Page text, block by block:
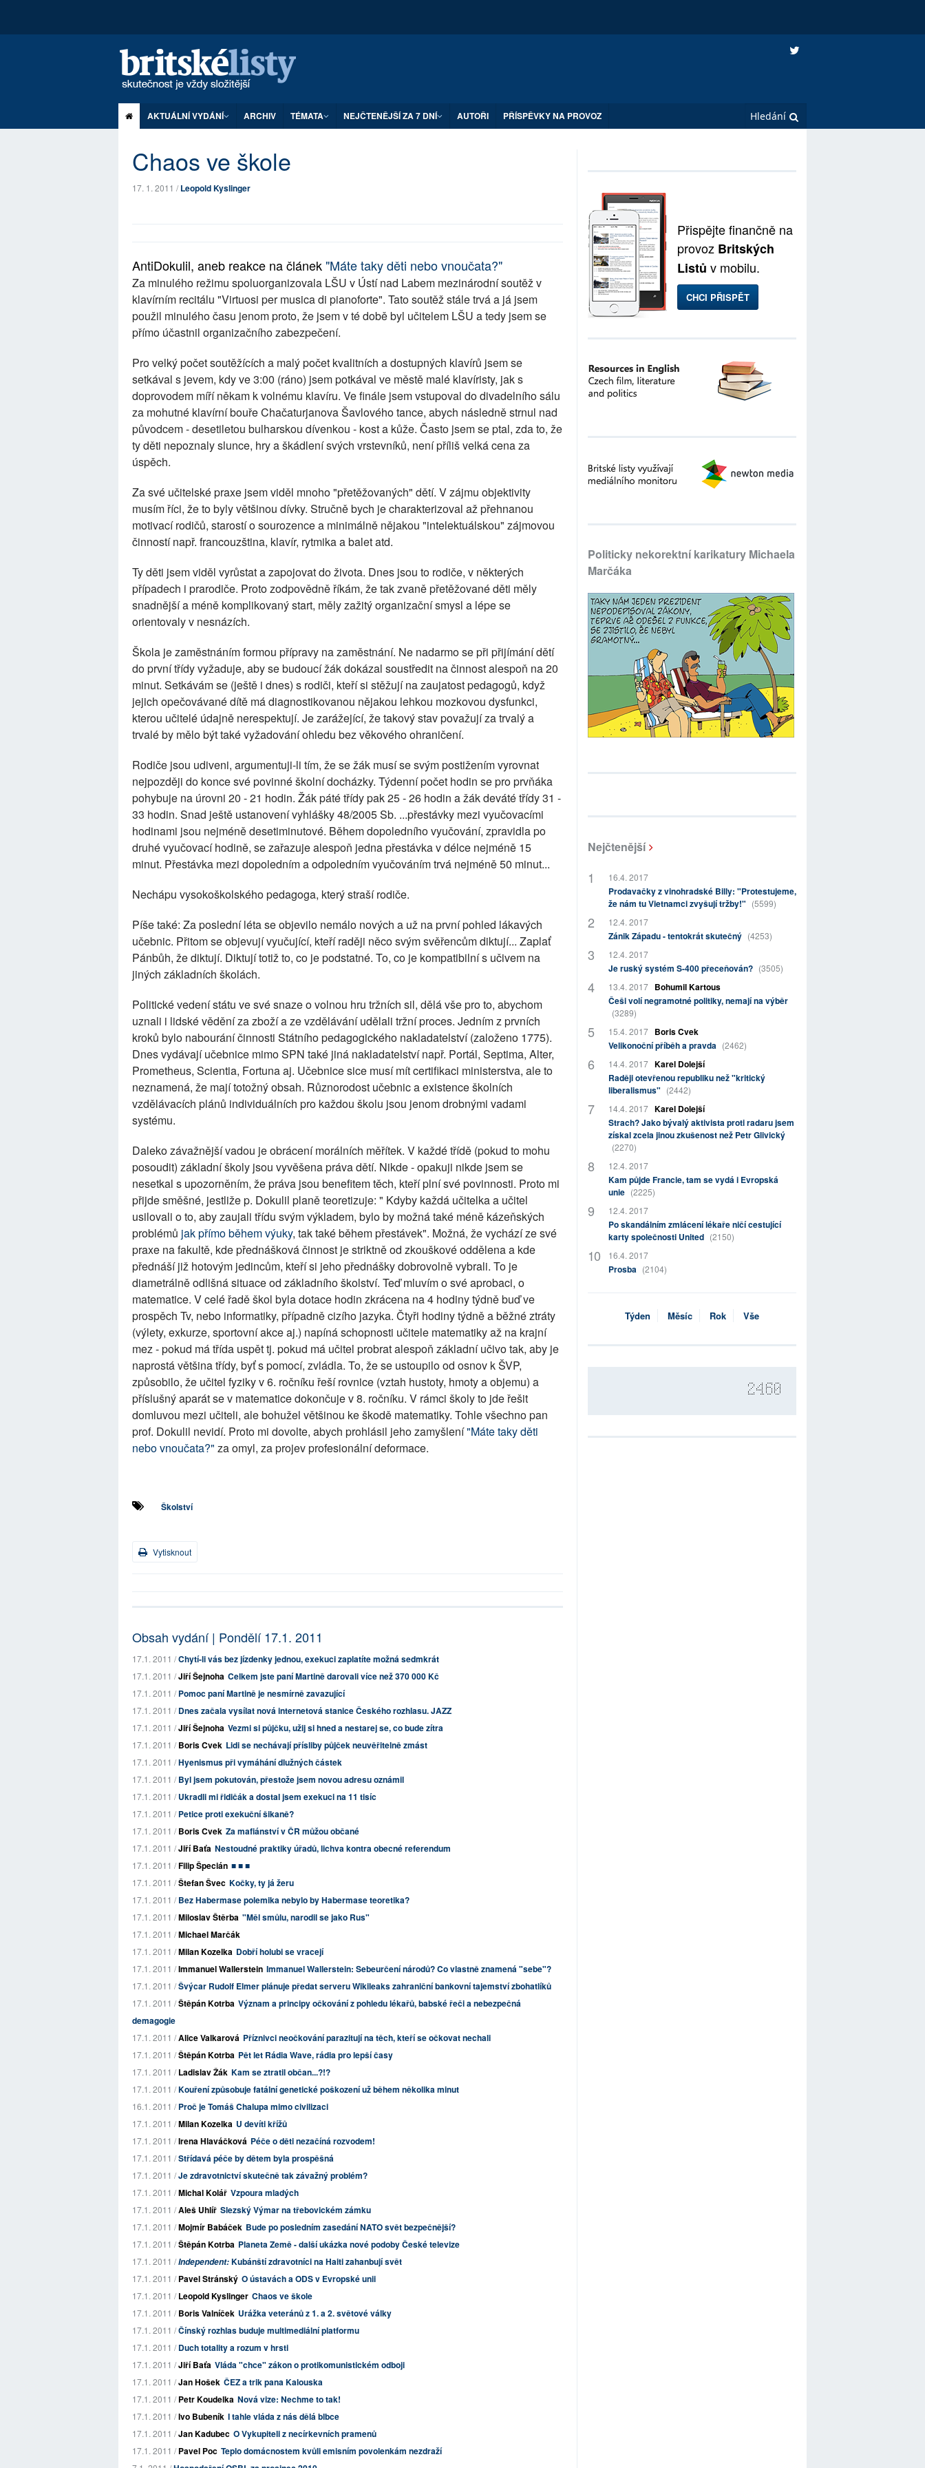
AKTUÁLNÍ VYDÁNÍ ARCHIV TÉMATA NEJČTENĚJŠÍ ZA 7 DNÍ AUTOŘI PŘÍSPĚVKY NA PROVOZ
Chaos ve škole
17. 1. 2011 /Leopold Kyslinger
AntiDokulil, aneb reakce na článek "Máte taky děti nebo vnoučata?"
Za minulého režimu spoluorganizovala LŠU v Ústí nad Labem mezinárodní soutěž v
klavírním recitálu "Virtuosi per musica di pianoforte". Tato soutěž stále trvá a já jsem
použil minulého času jenom proto, že jsem v té době byl učitelem LŠU a tedy jsem se
přímo účastnil organizačního zabezpečení.
Pro velký počet soutěžících a malý počet kvalitních a dostupných klavírů jsem se
setkával s jevem, kdy ve 3:00 (ráno) jsem potkával ve městě malé klavíristy, jak s
doprovodem míří někam k volnému klavíru. Ve finále jsem vstupoval do divadelního sálu
za mohutné klavírní bouře Chačaturjanova Šavlového tance, abych následně strnul nad
původcem - desetiletou bulharskou dívenkou - kost a kůže. Často jsem se ptal, zda to, že
ty děti nepoznaly slunce, hry a škádlení svých vrstevníků, není příliš velká cena za
úspěch.
Za své učitelské praxe jsem viděl mnoho "přetěžovaných" dětí. V zájmu objektivity
musím říci, že to byly většinou dívky. Stručně bych je charakterizoval až přehnanou
motivací rodičů, starostí o sourozence a minimálně nějakou "intelektuálskou" zájmovou
činností např. francouzština, klavír, rytmika a balet atd.
Ty děti jsem viděl vyrůstat a zapojovat do života. Dnes jsou to rodiče, v některých
případech i prarodiče. Proto zodpovědně říkám, že tak zvaně přetěžované děti měly
snadnější a méně komplikovaný start, měly zažitý organizační smysl a lépe se
orientovaly v nesnázích.
Škola je zaměstnáním formou přípravy na zaměstnání. Ne nadarmo se při přijímání dětí
do první třídy vyžaduje, aby se budoucí žák dokázal soustředit na činnost alespoň na 20
minut. Setkávám se (ještě i dnes) s rodiči, kteří si stěžují na zaujatost pedagogů, když
jejich opečovávané dítě má diagnostikovanou nějakou lehkou mozkovou dysfunkci,
kterou učitelé údajně nerespektují. Je zarážející, že takový stav považují za trvalý a
trvalé by mělo být také vyžadování ohledu bez věkového ohraničení.
Rodiče jsou udiveni, argumentuji-li tím, že se žák musí se svým postižením vyrovnat
nejpozději do konce své povinné školní docházky. Týdenní počet hodin se pro prvňáka
pohybuje na úrovni 20 - 21 hodin. Žák páté třídy pak 25 - 26 hodin a žák deváté třídy 31 -
33 hodin. Snad ještě ustanovení vyhlášky 48/2005 Sb. ...přestávky mezi vyučovacími
hodinami jsou nejméně desetiminutové. Během dopoledního vyučování, zpravidla po
druhé vyučovací hodině, se zařazuje alespoň jedna přestávka v délce nejméně 15
minut. Přestávka mezi dopoledním a odpoledním vyučováním trvá nejméně 50 minut...
Nechápu vysokoškolského pedagoga, který straší rodiče.
Píše také: Za poslední léta se objevilo nemálo nových a už na první pohled lákavých
učebnic. Přitom se objevují vyučující, kteří raději něco svým svěřencům diktují... Zaplať
Pánbůh, že diktují. Diktují totiž to, co je podstatné. To, co je kompatibilní s učivem na
jiných základních školách.
Politické vedení státu ve své snaze o volnou hru tržních sil, dělá vše pro to, abychom
uznali i lidské vědění za zboží a ze vzdělávání udělali tržní proces. Jedním z prvních
kroků bylo nabourání činnosti Státního pedagogického nakladatelství (založeno 1775).
Dnes vydávají učebnice mimo SPN také jiná nakladatelství např. Portál, Septima, Alter,
Prometheus, Scientia, Fortuna aj. Učebnice sice musí mít certifikaci ministerstva, ale to
neznamená, že mají totožný obsah. Různorodost učebnic a existence školních
vzdělávacích plánů individuálních pro každou školu jsou jenom drobnými vadami
systému.
Daleko závažnější vadou je obrácení morálních měřítek. V každé třídě (pokud to mohu
posoudit) základní školy jsou vyvěšena práva dětí. Nikde - opakuji nikde jsem se
nesetkal s upozorněním, že práva jsou benefitem těch, kteří plní své povinnosti. Proto mi
přijde směšné, jestliže p. Dokulil planě teoretizuje: " Kdyby každá učitelka a učitel
usilovali o to, aby zaujali třídu svým výkladem, bylo by možná také méně kázeňských
problémů jak přímo během výuky, tak také během přestávek". Možná, že vychází ze své
praxe na fakultě, kde přednášková činnost je striktně od zkouškové oddělena a kde
přednáší již hotovým jedincům, kteří si jeho přednášky dobrovolně vybrali. To je
diametrálně odlišná situace od základního školství. Teď mluvím o své aprobaci, o
matematice. V celé řadě škol byla dotace hodin zkrácena na 4 hodiny týdně buď ve
prospěch Tv, nebo informatiky, případně cizího jazyka. Čtyři hodiny týdně a běžné ztráty
(výlety, exkurze, sportovní akce aj.) napíná schopnosti učitele matematiky až na krajní
mez - pokud má třída uspět tj. pokud má učitel probrat alespoň základní učivo tak, aby je
naprostá většina třídy, byť s pomocí, zvládla. To, že se ustoupilo od osnov k ŠVP,
způsobilo, že učitel fyziky v 6. ročníku řeší rovnice (vztah hustoty, hmoty a objemu) a
příslušný aparát se v matematice dokončuje v 8. ročníku. V rámci školy to jde řešit
domluvou mezi učiteli, ale bohužel většinou ke škodě matematiky. Tohle všechno pan
prof. Dokulil nevidí. Proto mi dovolte, abych prohlásil jeho zamyšlení"Máte taky děti
nebo vnoučata?" za omyl, za projev profesionální deformace.
Školství
Vytisknout
Obsah vydání | Pondělí 17.1. 2011
17.1. 2011 /Chytí-li vás bez jízdenky jednou, exekuci zaplatíte možná sedmkrát
17.1. 2011 /Jiří Šejnoha Celkem jste paní Martině darovali více než 370 000 Kč
17.1. 2011 /Pomoc paní Martině je nesmírně zavazující
17.1. 2011 /Dnes začala vysílat nová internetová stanice Českého rozhlasu. JAZZ
17.1. 2011 /Jiří Šejnoha Vezmi si půjčku, užij si hned a nestarej se, co bude zítra
17.1. 2011 /Boris Cvek Lidi se nechávají přísliby půjček neuvěřitelně zmást
17.1. 2011 /Hyenismus při vymáhání dlužných částek
17.1. 2011 /Byl jsem pokutován, přestože jsem novou adresu oznámil
17.1. 2011 /Ukradli mi řidičák a dostal jsem exekuci na 11 tisíc
17.1. 2011 /Petice proti exekuční šikaně?
17.1. 2011 /Boris Cvek Za mafiánství v ČR můžou občané
17.1. 2011 /Jiří Baťa Nestoudné praktiky úřadů, lichva kontra obecné referendum
17.1. 2011 /Filip Špecián ■ ■ ■
17.1. 2011 /Štefan Švec Kočky, ty já žeru
17.1. 2011 /Bez Habermase polemika nebylo by Habermase teoretika?
17.1. 2011 /Miloslav Štěrba "Měl smůlu, narodil se jako Rus"
17.1. 2011 /Michael Marčák
17.1. 2011 /Milan Kozelka Dobří holubi se vracejí
17.1. 2011 /Immanuel Wallerstein Immanuel Wallerstein: Sebeurčení národů? Co vlastně znamená "sebe"?
17.1. 2011 /Švýcar Rudolf Elmer plánuje předat serveru Wikileaks zahraniční bankovní tajemství zbohatlíků
17.1. 2011 /Štěpán Kotrba Význam a principy očkování z pohledu lékařů, babské řeči a nebezpečná
demagogie
17.1. 2011 /Alice Valkarová Příznivci neočkování parazitují na těch, kteří se očkovat nechali
17.1. 2011 /Štěpán Kotrba Pět let Rádia Wave, rádia pro lepší časy
17.1. 2011 /Ladislav Žák Kam se ztratil občan...?!?
17.1. 2011 /Kouření způsobuje fatální genetické poškození už během několika minut
16.1. 2011 /Proč je Tomáš Chalupa mimo civilizaci
17.1. 2011 /Milan Kozelka U devíti křížů
17.1. 2011 /Irena Hlaváčková Péče o děti nezačíná rozvodem!
17.1. 2011 /Střídavá péče by dětem byla prospěšná
17.1. 2011 /Je zdravotnictví skutečně tak závažný problém?
17.1. 2011 /Michal Kolář Vzpoura mladých
17.1. 2011 /Aleš Uhlíř Slezský Výmar na třebovickém zámku
17.1. 2011 /Mojmír Babáček Bude po posledním zasedání NATO svět bezpečnější?
17.1. 2011 /Štěpán Kotrba Planeta Země - další ukázka nové podoby České televize
17.1. 2011 /Independent:Kubánští zdravotníci na Haiti zahanbují svět
17.1. 2011 /Pavel Stránský O ústavách a ODS v Evropské unii
17.1. 2011 /Leopold Kyslinger Chaos ve škole
17.1. 2011 /Boris Valníček Urážka veteránů z 1. a 2. světové války
17.1. 2011 /Čínský rozhlas buduje multimediální platformu
17.1. 2011 /Duch totality a rozum v hrsti
17.1. 2011 /Jiří Baťa Vláda "chce" zákon o protikomunistickém odboji
17.1. 2011 /Jan Hošek ČEZ a trik pana Kalouska
17.1. 2011 /Petr Koudelka Nová vize: Nechme to tak!
17.1. 2011 /Ivo Bubeník I tahle vláda z nás dělá blbce
17.1. 2011 /Jan Kadubec O Vykupiteli z necírkevních pramenů
17.1. 2011 /Pavel Poc Teplo domácnostem kvůli emisním povolenkám nezdraží
Přispějte finančně na
provoz Britských
Listů v mobilu.
CHCI PŘISPĚT
Politicky nekorektní karikatury Michaela
Marčáka
Nejčtenější
16.4. 2017
Prodavačky z vinohradské Billy: "Protestujeme,
že nám tu Vietnamci zvyšují tržby!" (5599)
12.4. 2017
Zánik Západu - tentokrát skutečný (4253)
12.4. 2017
Je ruský systém S-400 přeceňován? (3505)
13.4. 2017
Bohumil Kartous
Češi volí negramotné politiky, nemají na výběr
(3289)
15.4. 2017
Boris Cvek
Velikonoční příběh a pravda (2462)
14.4. 2017 Karel Dolejší
Raději otevřenou republiku než "kritický
liberalismus" (2442)
14.4. 2017 Karel Dolejší
Strach? Jako bývalý aktivista proti radaru jsem
získal zcela jinou zkušenost než Petr Glivický
(2270)
12.4. 2017
Kam půjde Francie, tam se vydá i Evropská
unie (2225)
12.4. 2017
Po skandálním zmlácení lékaře ničí cestující
karty společnosti United (2150)
16.4. 2017
Prosba (2104)
Týden Měsíc Rok Vše
2460